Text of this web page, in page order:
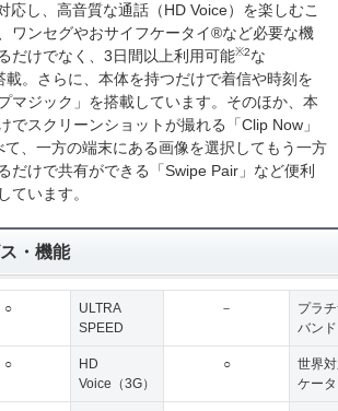
応し、高音質な通話（HD Voice）を楽しむこ
ワンセグやおサイフケータイ®など必要な機
だけでなく、3日間以上利用可能※2な
載。さらに、本体を持つだけで着信や時刻を
マジック」を搭載しています。そのほか、本
でスクリーンショットが撮れる「Clip Now」
、一方の端末にある画像を選択してもう一方
だけで共有ができる「Swipe Pair」など便利
ています。
・機能
○
ULTRA
SPEED
－
プラ
バンド
○
HD
Voice（3G）
○
世界
ケー